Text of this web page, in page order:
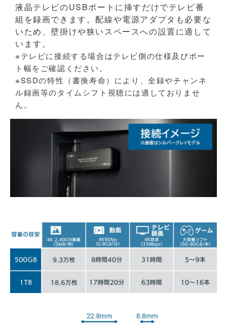
液晶テレビのUSBポートに挿すだけでテレビ番
組を録画できます。配線や電源アダプタも必要な
いため、壁掛けや狭いスペースへの設置に適して
います。
※テレビに接続する場合はテレビ側の仕様及びポー
ト幅をご確認ください。
※SSDの特性（書換寿命）により、全録やチャンネ
ル録画等のタイムシフト視聴には適しておりませ
ん。